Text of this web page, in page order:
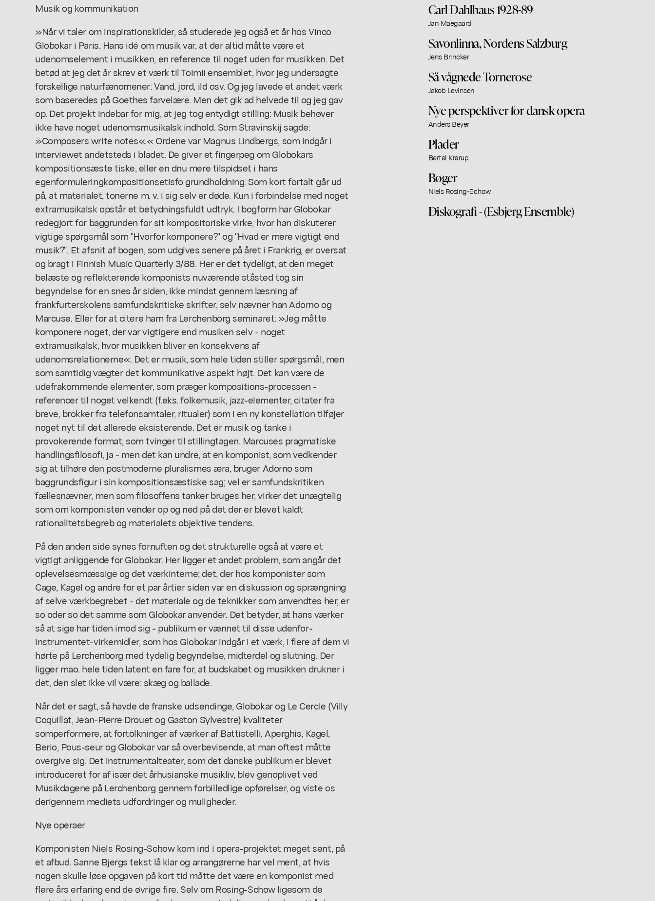
Musik og kommunikation
»Når vi taler om inspirationskilder, så studerede jeg også et år hos Vinco
Globokar i Paris. Hans idé om musik var, at der altid måtte være et
udenomselement i musikken, en reference til noget uden for musikken. Det
betød at jeg det år skrev et værk til Toimii ensemblet, hvor jeg undersøgte
forskellige naturfænomener: Vand, jord, ild osv. Og jeg lavede et andet værk
som baseredes på Goethes farvelære. Men det gik ad helvede til og jeg gav
op. Det projekt indebar for mig, at jeg tog entydigt stilling: Musik behøver
ikke have noget udenomsmusikalsk indhold. Som Stravinskij sagde:
»Composers write notes«.« Ordene var Magnus Lindbergs, som indgår i
interviewet andetsteds i bladet. De giver et fingerpeg om Globokars
kompositionsæste tiske, eller en dnu mere tilspidset i hans
egenformuleringkompositionsetisfo grundholdning. Som kort fortalt går ud
på, at materialet, tonerne m. v. i sig selv er døde. Kun i forbindelse med noget
extramusikalsk opstår et betydningsfuldt udtryk. I bogform har Globokar
redegjort for baggrunden for sit kompositoriske virke, hvor han diskuterer
vigtige spørgsmål som "Hvorfor komponere?" og "Hvad er mere vigtigt end
musik?". Et afsnit af bogen, som udgives senere på året i Frankrig, er oversat
og bragt i Finnish Music Quarterly 3/88. Her er det tydeligt, at den meget
belæste og reflekterende komponists nuværende ståsted tog sin
begyndelse for en snes år siden, ikke mindst gennem læsning af
frankfurterskolens samfundskritiske skrifter, selv nævner han Adorno og
Marcuse. Eller for at citere ham fra Lerchenborg seminaret: »Jeg måtte
komponere noget, der var vigtigere end musiken selv - noget
extramusikalsk, hvor musikken bliver en konsekvens af
udenomsrelationerne«. Det er musik, som hele tiden stiller spørgsmål, men
som samtidig vægter det kommunikative aspekt højt. Det kan være de
udefrakommende elementer, som præger kompositions-processen -
referencer til noget velkendt (f.eks. folkemusik, jazz-elementer, citater fra
breve, brokker fra telefonsamtaler, ritualer) som i en ny konstellation tilføjer
noget nyt til det allerede eksisterende. Det er musik og tanke i
provokerende format, som tvinger til stillingtagen. Marcuses pragmatiske
handlingsfilosofi, ja - men det kan undre, at en komponist, som vedkender
sig at tilhøre den postmoderne pluralismes æra, bruger Adorno som
baggrundsfigur i sin kompositionsæstiske sag; vel er samfundskritiken
fællesnævner, men som filosoffens tanker bruges her, virker det unægtelig
som om komponisten vender op og ned på det der er blevet kaldt
rationalitetsbegreb og materialets objektive tendens.
På den anden side synes fornuften og det strukturelle også at være et
vigtigt anliggende for Globokar. Her ligger et andet problem, som angår det
oplevelsesmæssige og det værkinterne; det, der hos komponister som
Cage, Kagel og andre for et par årtier siden var en diskussion og sprængning
af selve værkbegrebet - det materiale og de teknikker som anvendtes her, er
so oder so det samme som Globokar anvender. Det betyder, at hans værker
så at sige har tiden imod sig - publikum er vænnet til disse udenfor-
instrumentet-virkemidler, som hos Globokar indgår i et værk, i flere af dem vi
hørte på Lerchenborg med tydelig begyndelse, midterdel og slutning. Der
ligger mao. hele tiden latent en fare for, at budskabet og musikken drukner i
det, den slet ikke vil være: skæg og ballade.
Når det er sagt, så havde de franske udsendinge, Globokar og Le Cercle (Villy
Coquillat, Jean-Pierre Drouet og Gaston Sylvestre) kvaliteter
somperformere, at fortolkninger af værker af Battistelli, Aperghis, Kagel,
Berio, Pous-seur og Globokar var så overbevisende, at man oftest måtte
overgive sig. Det instrumentalteater, som det danske publikum er blevet
introduceret for af især det århusianske musikliv, blev genoplivet ved
Musikdagene på Lerchenborg gennem forbilledlige opførelser, og viste os
derigennem mediets udfordringer og muligheder.
Nye operaer
Komponisten Niels Rosing-Schow korn ind i opera-projektet meget sent, på
et afbud. Sanne Bjergs tekst lå klar og arrangørerne har vel ment, at hvis
nogen skulle løse opgaven på kort tid måtte det være en komponist med
flere års erfaring end de øvrige fire. Selv om Rosing-Schow ligesom de
Carl Dahlhaus 1928-89
Jan Maegaard
Savonlinna, Nordens Salzburg
Jens Brincker
Så vågnede Tornerose
Jakob Levinsen
Nye perspektiver for dansk opera
Anders Beyer
Plader
Bertel Krarup
Bøger
Niels Rosing-Schow
Diskografi - (Esbjerg Ensemble)